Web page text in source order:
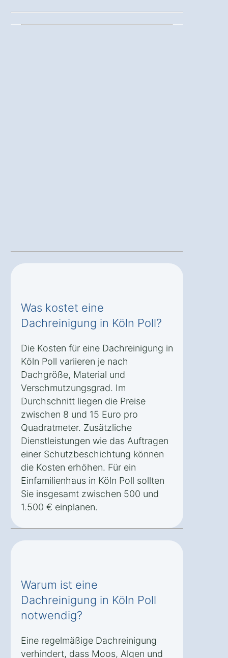
Was kostet eine
Dachreinigung in Köln Poll?
Die Kosten für eine Dachreinigung in
Köln Poll variieren je nach
Dachgröße, Material und
Verschmutzungsgrad. Im
Durchschnitt liegen die Preise
zwischen 8 und 15 Euro pro
Quadratmeter. Zusätzliche
Dienstleistungen wie das Auftragen
einer Schutzbeschichtung können
die Kosten erhöhen. Für ein
Einfamilienhaus in Köln Poll sollten
Sie insgesamt zwischen 500 und
1.500 € einplanen.
Warum ist eine
Dachreinigung in Köln Poll
notwendig?
Eine regelmäßige Dachreinigung
verhindert, dass Moos, Algen und